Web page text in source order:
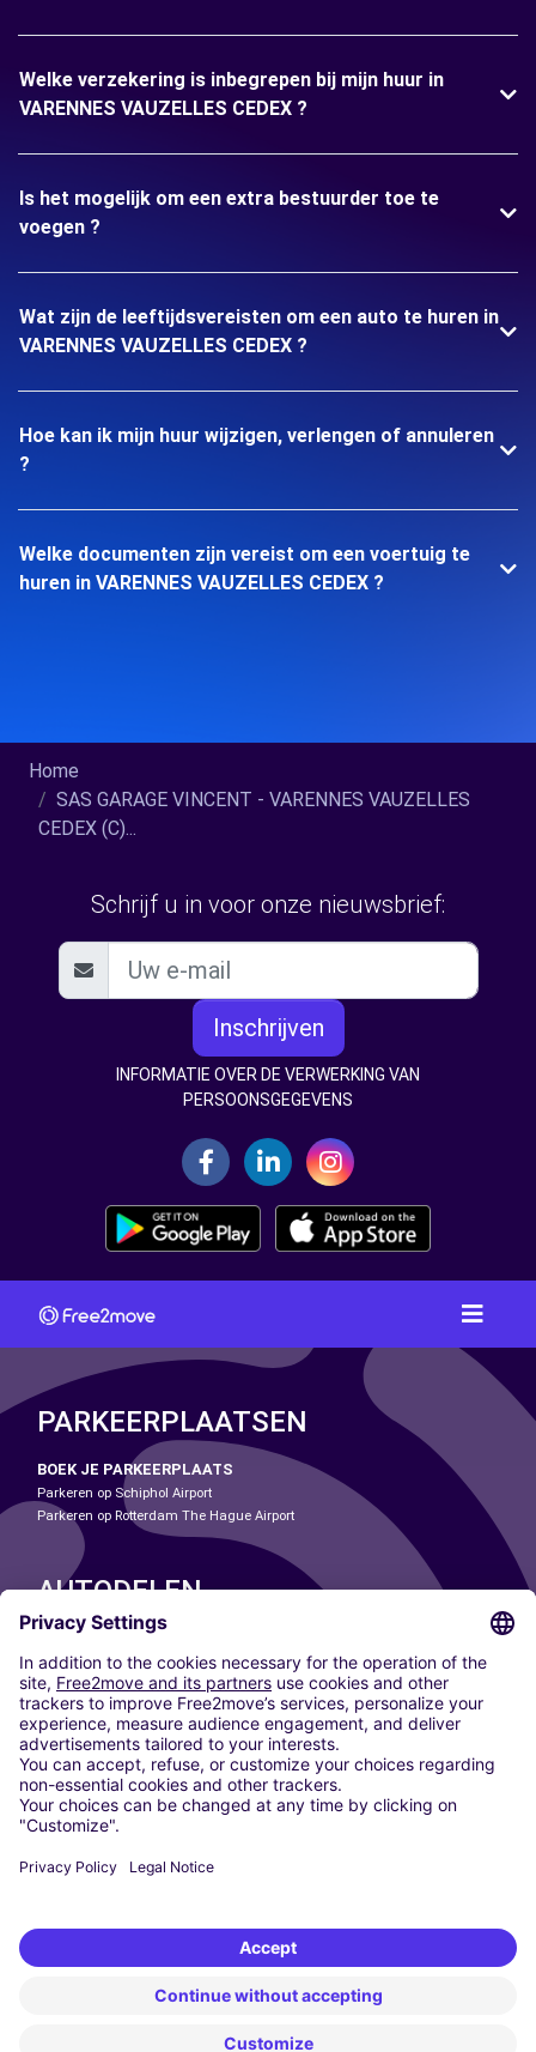
Welke verzekering is inbegrepen bij mijn huur in
VARENNES VAUZELLES CEDEX ?
Is het mogelijk om een extra bestuurder toe te
voegen ?
Wat zijn de leeftijdsvereisten om een auto te huren in
VARENNES VAUZELLES CEDEX ?
Hoe kan ik mijn huur wijzigen, verlengen of annuleren
?
Welke documenten zijn vereist om een voertuig te
huren in VARENNES VAUZELLES CEDEX ?
Home
SAS GARAGE VINCENT - VARENNES VAUZELLES
CEDEX (C)...
Schrijf u in voor onze nieuwsbrief:
Inschrijven
INFORMATIE OVER DE VERWERKING VAN
PERSOONSGEGEVENS
PARKEERPLAATSEN
BOEK JE PARKEERPLAATS
Parkeren op Schiphol Airport
Parkeren op Rotterdam The Hague Airport
AUTODELEN
ONZE STEDEN
Paris
Madrid
Washington DC
Milaan
Rome
Turijn
Wenen
Berlijn
Düsseldorf